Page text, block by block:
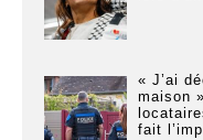
« J’ai
maison
fait